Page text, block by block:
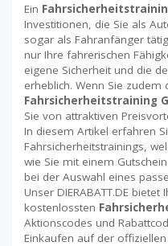
Ein
Investitionen, die Sie als
sogar als Fahranfänger
nur Ihre fahrerischen
eigene Sicherheit und die
erheblich. Wenn Sie
Fahrsicherheitstraining
Sie von attraktiven
In diesem Artikel erfahren
Fahrsicherheitstrainings,
wie Sie mit einem
bei der Auswahl eines
Unser DIERABATT.DE
kostenlossten
Aktionscodes und
Einkaufen auf der